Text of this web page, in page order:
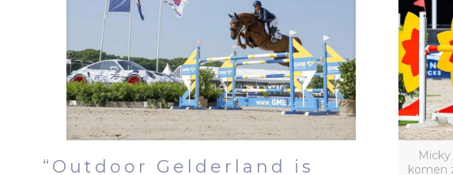
“Outdoor Gelderland is
komen